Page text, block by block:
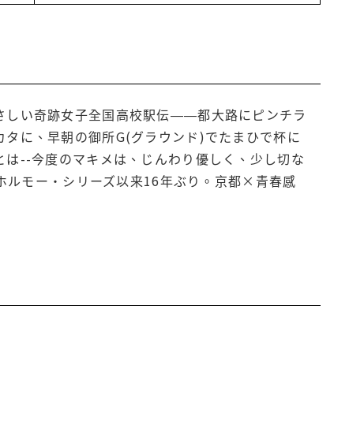
しい奇跡女子全国高校駅伝――都大路にピンチラ
に、早朝の御所G(グラウンド)でたまひで杯に
--今度のマキメは、じんわり優しく、少し切な
ルモー・シリーズ以来16年ぶり。京都×青春感